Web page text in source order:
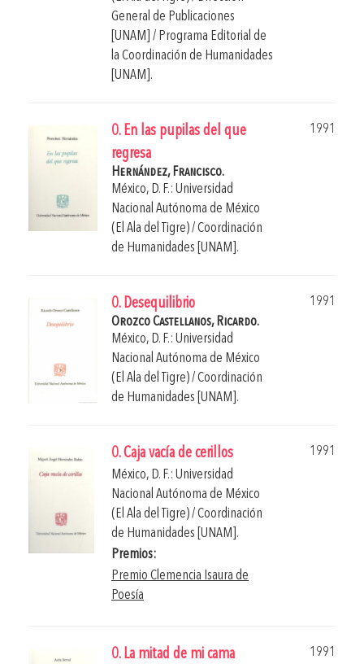
General de Publicaciones
[UNAM] / Programa Editorial de
la Coordinación de Humanidades
[UNAM].
0. En las pupilas del que
regresa
1991
Hernández, Francisco.
México, D. F.: Universidad
Nacional Autónoma de México
(El Ala del Tigre) / Coordinación
de Humanidades [UNAM].
0. Desequilibrio
1991
Orozco Castellanos, Ricardo.
México, D. F.: Universidad
Nacional Autónoma de México
(El Ala del Tigre) / Coordinación
de Humanidades [UNAM].
0. Caja vacía de cerillos
1991
México, D. F.: Universidad
Nacional Autónoma de México
(El Ala del Tigre) / Coordinación
de Humanidades [UNAM].
Premios:
Premio Clemencia Isaura de
Poesía
0. La mitad de mi cama
1991